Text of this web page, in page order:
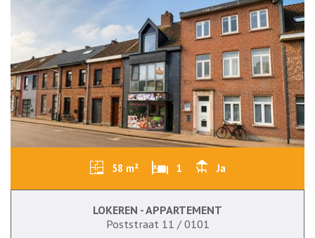
58 m² 1 Ja
LOKEREN - APPARTEMENT
Poststraat 11 / 0101